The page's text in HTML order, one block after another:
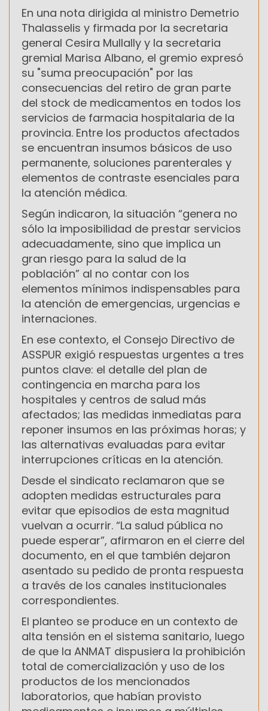
En una nota dirigida al ministro Demetrio
Thalasselis y firmada por la secretaria
general Cesira Mullally y la secretaria
gremial Marisa Albano, el gremio expresó
su "suma preocupación" por las
consecuencias del retiro de gran parte
del stock de medicamentos en todos los
servicios de farmacia hospitalaria de la
provincia. Entre los productos afectados
se encuentran insumos básicos de uso
permanente, soluciones parenterales y
elementos de contraste esenciales para
la atención médica.
Según indicaron, la situación “genera no
sólo la imposibilidad de prestar servicios
adecuadamente, sino que implica un
gran riesgo para la salud de la
población” al no contar con los
elementos mínimos indispensables para
la atención de emergencias, urgencias e
internaciones.
En ese contexto, el Consejo Directivo de
ASSPUR exigió respuestas urgentes a tres
puntos clave: el detalle del plan de
contingencia en marcha para los
hospitales y centros de salud más
afectados; las medidas inmediatas para
reponer insumos en las próximas horas; y
las alternativas evaluadas para evitar
interrupciones críticas en la atención.
Desde el sindicato reclamaron que se
adopten medidas estructurales para
evitar que episodios de esta magnitud
vuelvan a ocurrir. “La salud pública no
puede esperar”, afirmaron en el cierre del
documento, en el que también dejaron
asentado su pedido de pronta respuesta
a través de los canales institucionales
correspondientes.
El planteo se produce en un contexto de
alta tensión en el sistema sanitario, luego
de que la ANMAT dispusiera la prohibición
total de comercialización y uso de los
productos de los mencionados
laboratorios, que habían provisto